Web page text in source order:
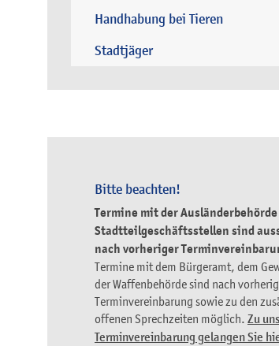
Handhabung bei Tieren
Stadtjäger
Bitte beachten!
Termine mit der
Stadtteilgeschäftsstellen sind
nach vorheriger
Termine mit dem Bürgeramt, dem
der Waffenbehörde sind nach
Terminvereinbarung sowie zu den
offenen Sprechzeiten möglich. Zu
Terminvereinbarung gelangen Sie